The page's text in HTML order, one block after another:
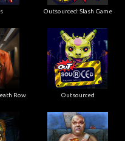
Outsourced: Slash Game
Row Outsourced